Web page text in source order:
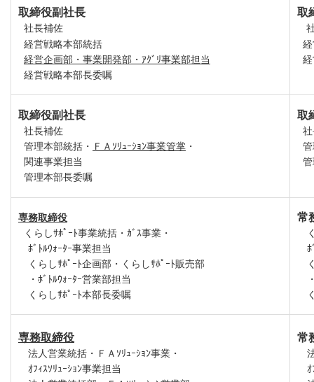
取締役副社長
社長補佐
経営戦略本部統括
経営企画部・事業開発部・ｱｸﾞﾘ事業部担当
経営戦略本部長委嘱
取
取締役副社長
社長補佐
管理本部統括・ ＦＡｿﾘｭｰｼｮﾝ事業管掌 ・
関連事業担当
管理本部長委嘱
取
専務取締役
くらしｻﾎﾟｰﾄ事業統括・ｶﾞｽ事業・
ﾎﾞﾄﾙｳｫｰﾀｰ事業担当
くらしｻﾎﾟｰﾄ企画部・くらしｻﾎﾟｰﾄ販売部
・ﾎﾞﾄﾙｳｫｰﾀｰ営業部担当
くらしｻﾎﾟｰﾄ本部長委嘱
常
ﾎ
専務取締役
法人営業統括・ＦＡｿﾘｭｰｼｮﾝ事業・
ｵﾌｨｽｿﾘｭｰｼｮﾝ事業担当
常
ｵ